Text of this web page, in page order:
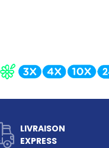
LIVRAISON
EXPRESS